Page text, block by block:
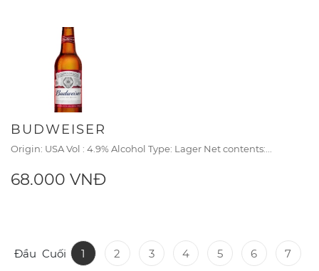
BUDWEISER
Origin: USA Vol : 4.9% Alcohol Type: Lager Net contents:...
68.000 VNĐ
Đầu Cuối 1 2 3 4 5 6
7